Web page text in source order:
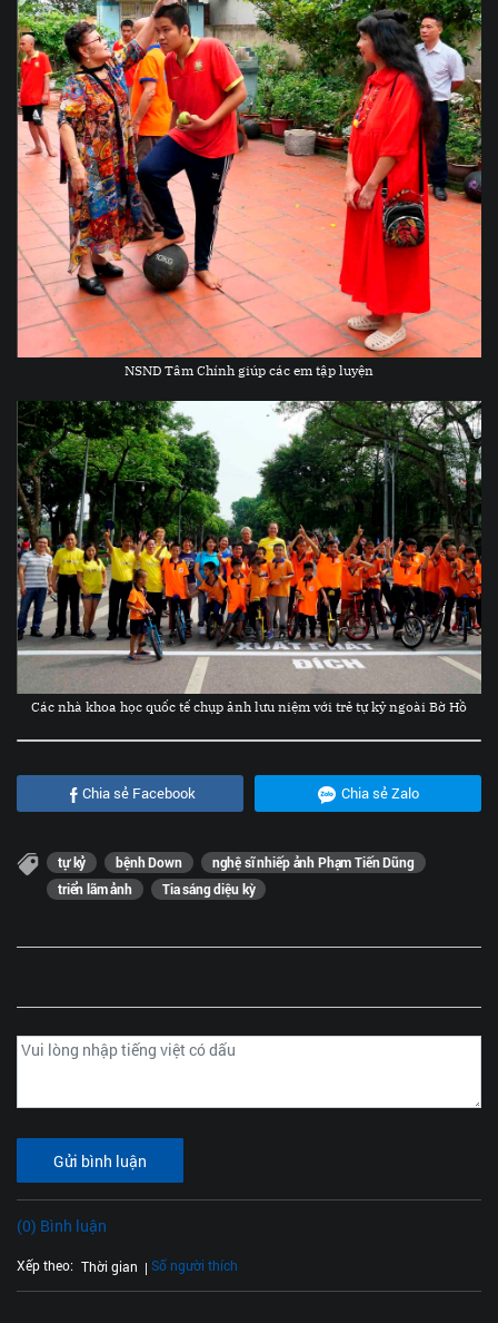
NSND Tâm Chính giúp các em tập luyện
Các nhà khoa học quốc tế chụp ảnh lưu niệm với trẻ tự kỷ ngoài Bờ Hồ
Chia sẻ Facebook Chia sẻ Zalo
tự kỷ bệnh Down
nghệ sĩ nhiếp ảnh Phạm Tiến Dũng
triển lãm ảnh
Tia sáng diệu kỳ
Gửi bình luận
(0) Bình luận
Xếp theo: Thời gian Số người thích